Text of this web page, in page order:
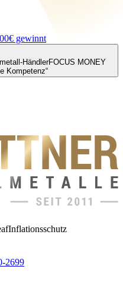
gewinnt
HändlerFOCUS MONEY
Kompetenz“
Inflationsschutz
2699